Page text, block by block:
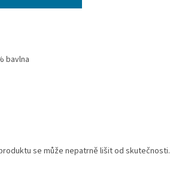
bavlna
se může nepatrně lišit od skutečnosti.